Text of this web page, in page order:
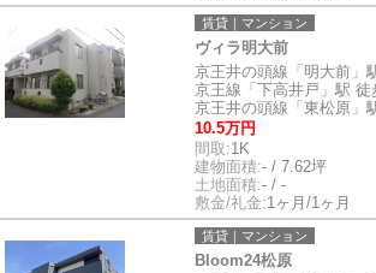
賃貸｜マンション
ヴィラ明大前
京王井の頭線「明大前」
京王線「下高井戸」駅 徒
京王井の頭線「東松原」
10.5万円
間取:1K
建物面積:- / 7.62坪
土地面積:- / -
敷金/礼金:1ヶ月/1ヶ月
賃貸｜マンション
Bloom24松原